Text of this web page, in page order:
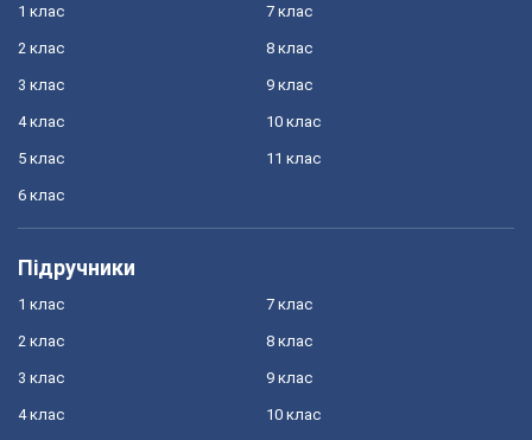
1 клас
2 клас
3 клас
4 клас
5 клас
6 клас
7 клас
8 клас
9 клас
10 клас
11 клас
Підручники
1 клас
2 клас
3 клас
4 клас
7 клас
8 клас
9 клас
10 клас